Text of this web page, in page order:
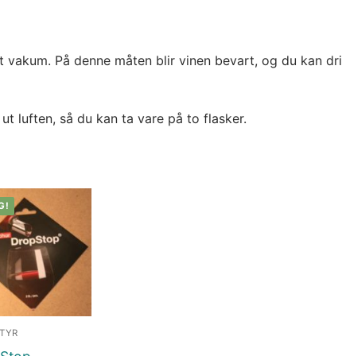
På denne måten blir vinen bevart, og du kan
luften, så du kan ta vare på to flasker.